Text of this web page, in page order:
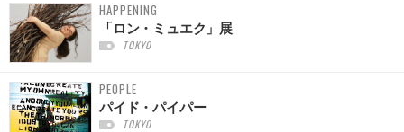
HAPPENING
「ロン・ミュエク」展
TOKYO
PEOPLE
パイド・パイパー
TOKYO